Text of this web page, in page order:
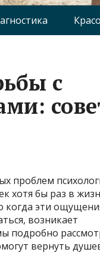
с
проблем
хотя бы раз в
когда эти
возникает
подробно
вернуть